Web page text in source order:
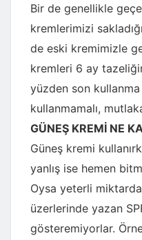
Bir de genellikle
kremlerimizi
de eski kremimizle
kremleri 6 ay
yüzden son
kullanmamalı,
GÜNEŞ KREMİ NE
Güneş kremi
yanlış ise hemen
Oysa yeterli
üzerlerinde yazan
gösteremiyorlar.